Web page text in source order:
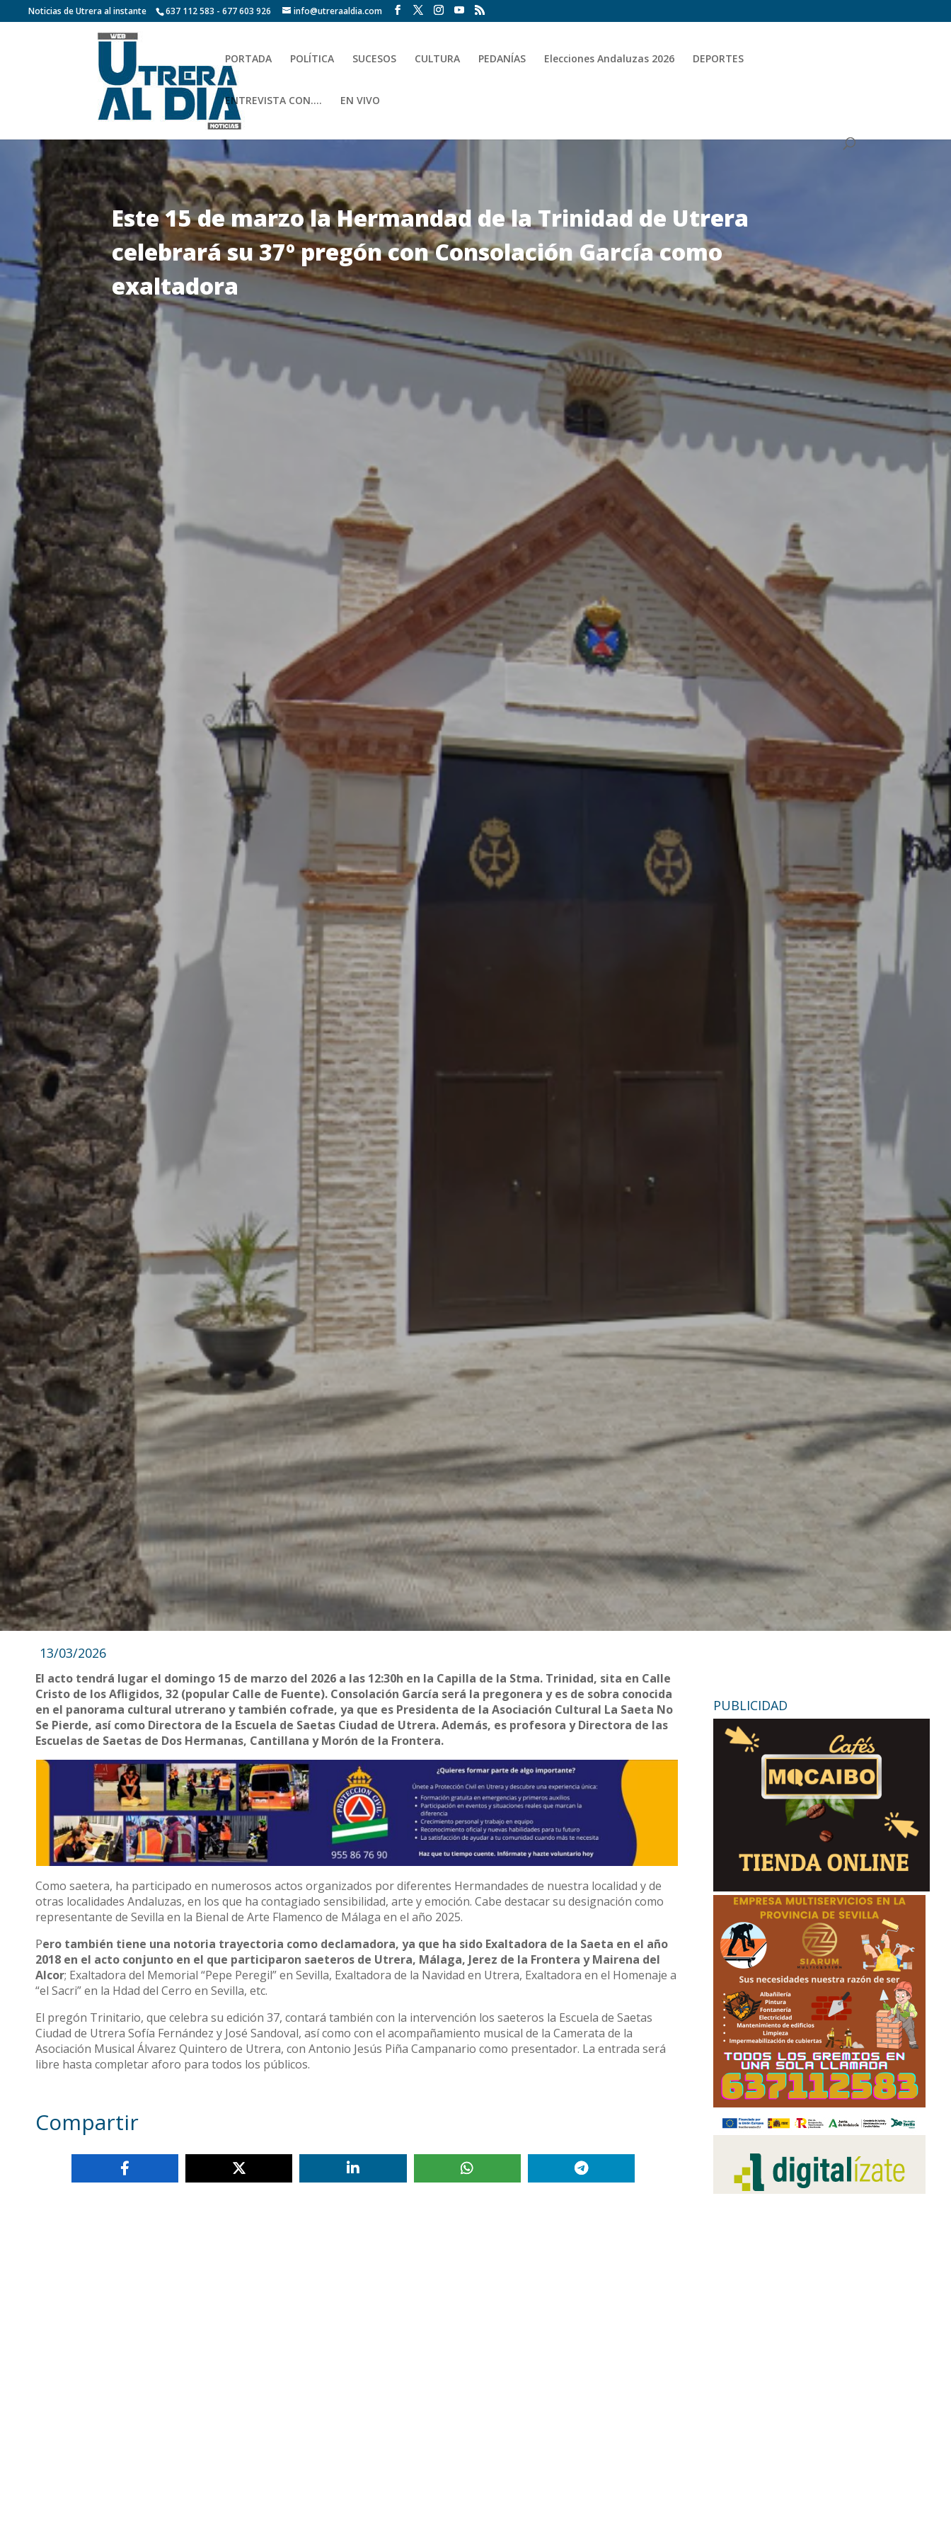
Noticias de Utrera al instante 637 112 583 - 677 603 926 info@utreraaldia.com
PORTADA POLÍTICA SUCESOS CULTURA PEDANÍAS Elecciones Andaluzas 2026 DEPORTES
ENTREVISTA CON…. EN VIVO
Este 15 de marzo la Hermandad de la Trinidad de Utrera
celebrará su 37º pregón con Consolación García como
exaltadora
13/03/2026
El acto tendrá lugar el domingo 15 de marzo del 2026 a las 12:30h en la Capilla de la Stma. Trinidad, sita en Calle
Cristo de los Afligidos, 32 (popular Calle de Fuente). Consolación García será la pregonera y es de sobra conocida
en el panorama cultural utrerano y también cofrade, ya que es Presidenta de la Asociación Cultural La Saeta No
Se Pierde, así como Directora de la Escuela de Saetas Ciudad de Utrera. Además, es profesora y Directora de las
Escuelas de Saetas de Dos Hermanas, Cantillana y Morón de la Frontera.
Como saetera, ha participado en numerosos actos organizados por diferentes Hermandades de nuestra localidad y de
otras localidades Andaluzas, en los que ha contagiado sensibilidad, arte y emoción. Cabe destacar su designación como
representante de Sevilla en la Bienal de Arte Flamenco de Málaga en el año 2025.
Pero también tiene una notoria trayectoria como declamadora, ya que ha sido Exaltadora de la Saeta en el año
2018 en el acto conjunto en el que participaron saeteros de Utrera, Málaga, Jerez de la Frontera y Mairena del
Alcor; Exaltadora del Memorial “Pepe Peregil” en Sevilla, Exaltadora de la Navidad en Utrera, Exaltadora en el Homenaje a
“el Sacri” en la Hdad del Cerro en Sevilla, etc.
El pregón Trinitario, que celebra su edición 37, contará también con la intervención los saeteros la Escuela de Saetas
Ciudad de Utrera Sofía Fernández y José Sandoval, así como con el acompañamiento musical de la Camerata de la
Asociación Musical Álvarez Quintero de Utrera, con Antonio Jesús Piña Campanario como presentador. La entrada será
libre hasta completar aforo para todos los públicos.
Compartir
PUBLICIDAD